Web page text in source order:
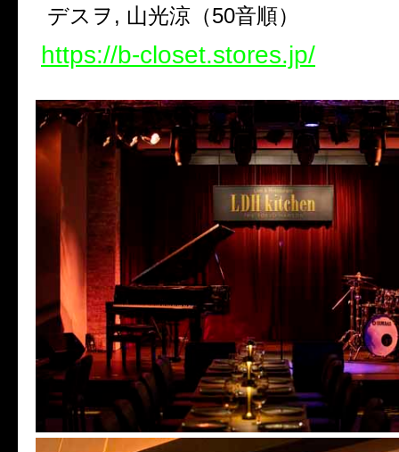
デスヲ, 山光涼（50音順）
https://b-closet.stores.jp/